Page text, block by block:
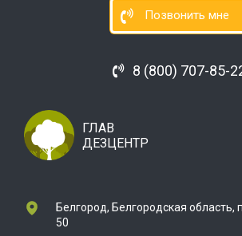
Позвонить мне
8 (800) 707-85-
ГЛАВ
ДЕЗЦЕНТР
Белгород, Белгородская область,
50